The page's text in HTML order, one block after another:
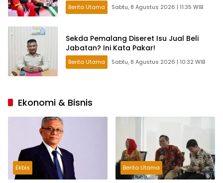
Berita Utama Sabtu, 8 Agustus 2026 | 11:35 WIB
Sekda Pemalang Diseret Isu Jual Beli
Jabatan? Ini Kata Pakar!
Berita Utama Sabtu, 8 Agustus 2026 | 10:32 WIB
Ekonomi & Bisnis
Ekbis Berita Utama